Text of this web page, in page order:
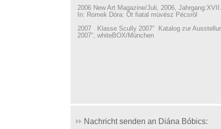
2006 New Art Magazine/Juli, 2006,
In: Romek Dóra: Öt fiatal müvész Pécsröl
2007 Klasse Scully 2007“ Katalog zur
2007“, whiteBOX/München
Nachricht senden an Diána Bóbics: